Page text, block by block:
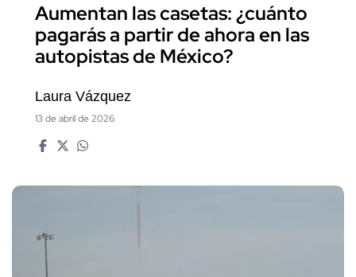
Aumentan las casetas: ¿cuánto
pagarás a partir de ahora en las
autopistas de México?
Laura Vázquez
13 de abril de 2026